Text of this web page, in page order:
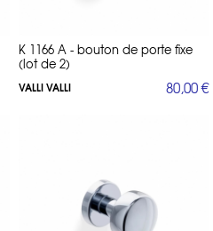
K 1166 A - bouton de porte fixe
(lot de 2)
VALLI VALLI 80,00 €